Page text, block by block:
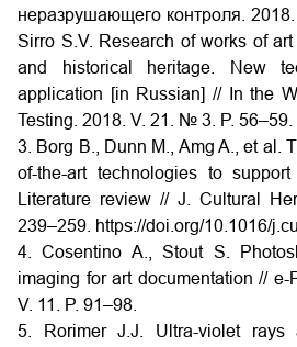
неразрушающего контроля.
Sirro S.V. Research of works of
and historical heritage. New
application [in Russian] // In the
Testing. 2018. V. 21. № 3. P. 56–59.
3. Borg B., Dunn M., Amg A., et al.
of-the-art technologies to
Literature review // J. Cultural
239–259. https://doi.org/10.1016/
4. Cosentino A., Stout S.
imaging for art documentation // e-
V. 11. P. 91–98.
5. Rorimer J.J. Ultra-violet